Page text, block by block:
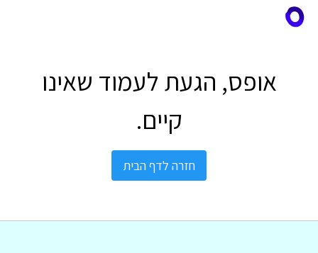
אופס, הגעת לעמוד שאינו
קיים.
חזרה לדף הבית